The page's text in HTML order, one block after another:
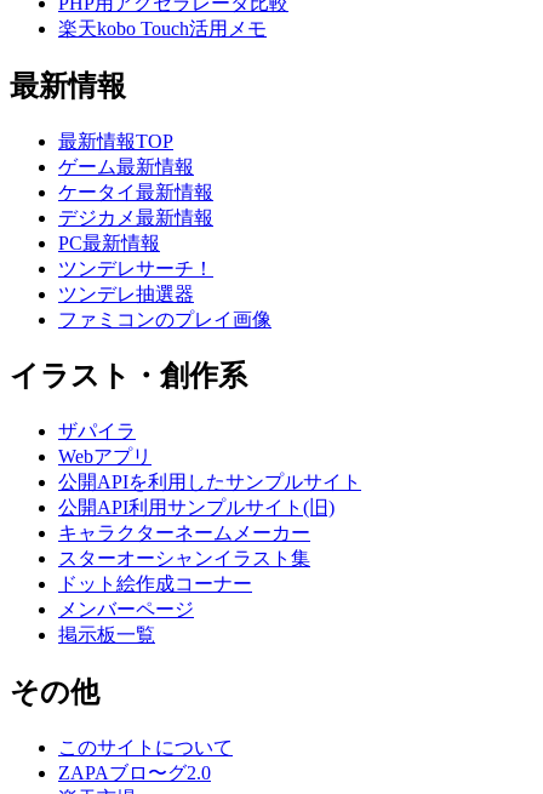
楽天kobo Touch活用メモ
最新情報
最新情報TOP
ゲーム最新情報
ケータイ最新情報
デジカメ最新情報
PC最新情報
ツンデレサーチ！
ツンデレ抽選器
ファミコンのプレイ画像
イラスト・創作系
ザパイラ
Webアプリ
公開APIを利用したサンプルサイト
公開API利用サンプルサイト(旧)
キャラクターネームメーカー
スターオーシャンイラスト集
ドット絵作成コーナー
メンバーページ
掲示板一覧
その他
このサイトについて
ZAPAブロ〜グ2.0